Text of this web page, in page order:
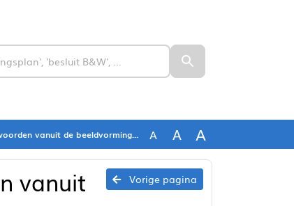
vanuit de beeldvorming fractie CDA A A A
Vorige pagina
vanuit